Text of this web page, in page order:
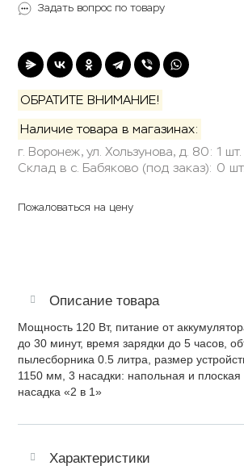
Задать вопрос по товару
ОБРАТИТЕ ВНИМАНИЕ!
Наличие товара в магазинах:
г. Воронеж, ул. Хользунова, д. 80: 1 шт.
Склад в с. Бабяково (под заказ): 0 шт.
Пожаловаться на цену
Описание товара
Мощность 120 Вт, питание от
до 30 минут, время зарядки до 5 часов,
пылесборника 0.5 литра, размер
1150 мм, 3 насадки: напольная и плоская
насадка «2 в 1»
Характеристики